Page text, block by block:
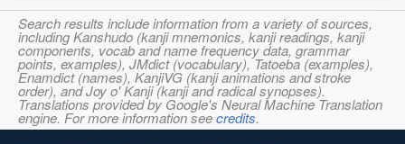
Search results include information from a variety of sources,
including Kanshudo (kanji mnemonics, kanji readings, kanji
components, vocab and name frequency data, grammar
points, examples), JMdict (vocabulary), Tatoeba (examples),
Enamdict (names), KanjiVG (kanji animations and stroke
order), and Joy o' Kanji (kanji and radical synopses).
Translations provided by Google's Neural Machine Translation
engine. For more information seecredits.